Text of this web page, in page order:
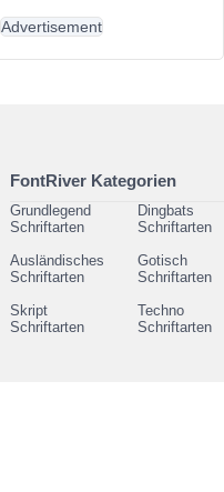
Advertisement
FontRiver Kategorien
Grundlegend
Schriftarten
Dingbats
Schriftarten
Ausländisches
Schriftarten
Gotisch
Schriftarten
Skript
Schriftarten
Techno
Schriftarten